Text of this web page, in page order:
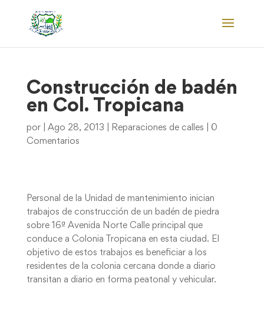
Construcción de badén
en Col. Tropicana
por Ago 28, 2013 Reparaciones de calles
0
Comentarios
Personal de la Unidad de mantenimiento inician
trabajos de construcción de un badén de piedra
sobre 16ª Avenida Norte Calle principal que
conduce a Colonia Tropicana en esta ciudad. El
objetivo de estos trabajos es beneficiar a los
residentes de la colonia cercana donde a diario
transitan a diario en forma peatonal y vehicular.